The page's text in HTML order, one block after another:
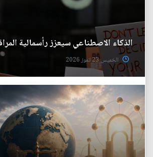
الذكاء الاصطناعي سيعزز رأسمالية
الخميس 23 تموز 2026